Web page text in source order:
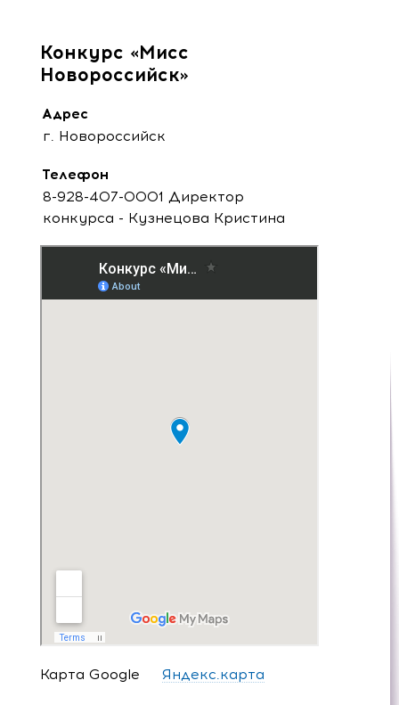
Конкурс «Мисс
Новороссийск»
Адрес
г. Новороссийск
Телефон
8-928-407-0001 Директор
конкурса - Кузнецова Кристина
Карта Google Яндекс.карта